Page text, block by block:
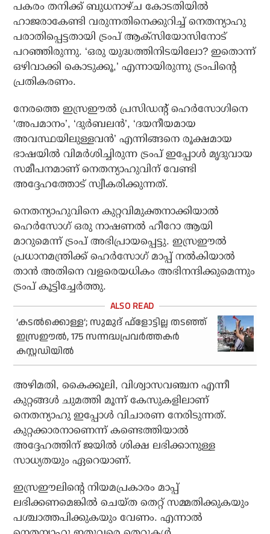
പകരം തനിക്ക് ബുധനാഴ്ച കോടതിയില്‍
ഹാജരാകേണ്ടി വരുന്നതിനെക്കുറിച്ച് നെതന്യാഹു
പരാതിപ്പെട്ടതായി ട്രംപ് ആക്‌സിയോസിനോട്
പറഞ്ഞിരുന്നു. ‘ഒരു യുദ്ധത്തിനിടയിലോ? ഇതൊന്ന്
ഒഴിവാക്കി കൊടുക്കൂ,’ എന്നായിരുന്നു ട്രംപിന്റെ
പ്രതികരണം.
നേരത്തെ ഇസ്രഈല്‍ പ്രസിഡന്റ് ഹെര്‍സോഗിനെ
‘അപമാനം’, ‘ദുര്‍ബലന്‍’, ‘ദയനീയമായ
അവസ്ഥയിലുള്ളവന്‍’ എന്നിങ്ങനെ രൂക്ഷമായ
ഭാഷയില്‍ വിമര്‍ശിച്ചിരുന്ന ട്രംപ് ഇപ്പോള്‍ മൃദുവായ
സമീപനമാണ് നെതന്യാഹുവിന് വേണ്ടി
അദ്ദേഹത്തോട് സ്വീകരിക്കുന്നത്.
നെതന്യാഹുവിനെ കുറ്റവിമുക്തനാക്കിയാല്‍
ഹെര്‍സോഗ് ഒരു നാഷണല്‍ ഹീറോ ആയി
മാറുമെന്ന് ട്രംപ് അഭിപ്രായപ്പെട്ടു. ഇസ്രഈല്‍
പ്രധാനമന്ത്രിക്ക് ഹെര്‍സോഗ് മാപ്പ് നല്‍കിയാല്‍
താന്‍ അതിനെ വളരെയധികം അഭിനന്ദിക്കുമെന്നും
ട്രംപ് കൂട്ടിച്ചേര്‍ത്തു.
‘കടല്‍ക്കൊള്ള’; സുമുദ് ഫ്‌ളോട്ടില്ല തടഞ്ഞ്
ഇസ്രഈല്‍, 175 സന്നദ്ധപ്രവര്‍ത്തകര്‍
കസ്റ്റഡിയില്‍
അഴിമതി, കൈക്കൂലി, വിശ്വാസവഞ്ചന എന്നീ
കുറ്റങ്ങള്‍ ചുമത്തി മൂന്ന് കേസുകളിലാണ്
നെതന്യാഹു ഇപ്പോള്‍ വിചാരണ നേരിടുന്നത്.
കുറ്റക്കാരനാണെന്ന് കണ്ടെത്തിയാല്‍
അദ്ദേഹത്തിന് ജയില്‍ ശിക്ഷ ലഭിക്കാനുള്ള
സാധ്യതയും ഏറെയാണ്.
ഇസ്രഈലിന്റെ നിയമപ്രകാരം മാപ്പ്
ലഭിക്കണമെങ്കില്‍ ചെയ്ത തെറ്റ് സമ്മതിക്കുകയും
പശ്ചാത്തപിക്കുകയും വേണം. എന്നാല്‍